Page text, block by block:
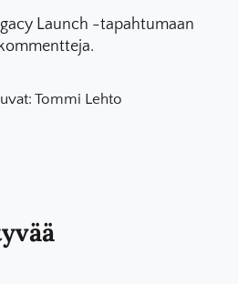
Launch -tapahtumaan
Tommi Lehto